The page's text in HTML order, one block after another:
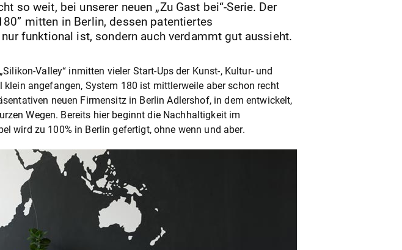
so weit, bei unserer neuen „Zu Gast bei“-Serie. Der
mitten in Berlin, dessen patentiertes
funktional ist, sondern auch verdammt gut aussieht.
Valley“ inmitten vieler Start-Ups der Kunst-, Kultur- und
klein angefangen, System 180 ist mittlerweile aber schon recht
neuen Firmensitz in Berlin Adlershof, in dem entwickelt,
Wegen. Bereits hier beginnt die Nachhaltigkeit im
wird zu 100% in Berlin gefertigt, ohne wenn und aber.